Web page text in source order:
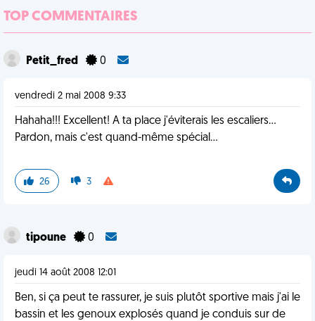
TOP COMMENTAIRES
Petit_fred 0
vendredi 2 mai 2008 9:33
Hahaha!!! Excellent! A ta place j'éviterais les escaliers...
Pardon, mais c'est quand-même spécial...
26 3
tipoune 0
jeudi 14 août 2008 12:01
Ben, si ça peut te rassurer, je suis plutôt sportive mais j'ai le
bassin et les genoux explosés quand je conduis sur de